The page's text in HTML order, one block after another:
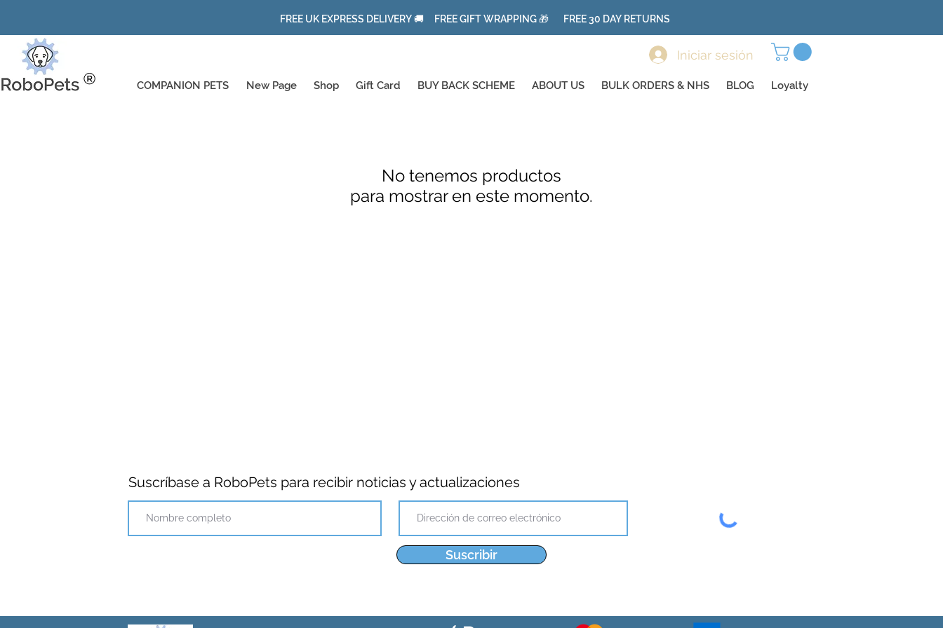
FREE UK EXPRESS DELIVERY 🚚 FREE GIFT WRAPPING 🎁 FREE 30 DAY RETURNS
Iniciar sesión
COMPANION PETS New Page Shop Gift Card BUY BACK SCHEME ABOUT US BULK ORDERS & NHS BLOG Loyalty
No tenemos productos
para mostrar en este momento.
Suscríbase a RoboPets para recibir noticias y actualizaciones
Suscribir